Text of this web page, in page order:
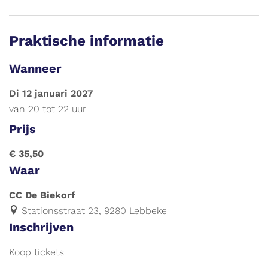
Praktische informatie
Wanneer
di 12 januari 2027
van 20 tot 22 uur
Prijs
€ 35,50
Waar
CC De Biekorf
Stationsstraat 23, 9280 Lebbeke
Inschrijven
Koop tickets